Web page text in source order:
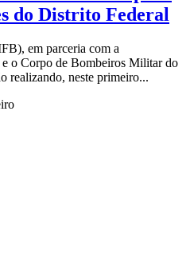
do Distrito Federal
em parceria com a
o Corpo de Bombeiros Militar do
realizando, neste primeiro...